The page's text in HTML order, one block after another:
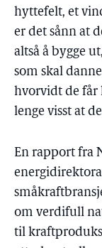
hyttefelt, et
er det sånn at
altså å bygge
som skal
hvorvidt de får
lenge visst at
En rapport fra
om verdifull
til